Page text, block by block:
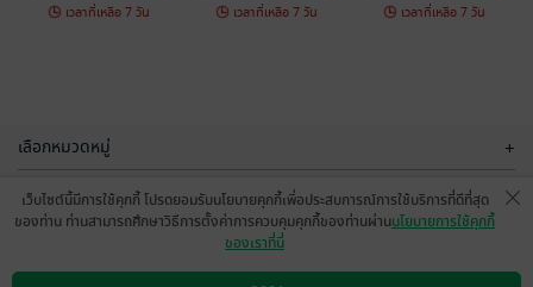
เวลาที่เหลือ 7 วัน เวลาที่เหลือ 7 วัน เวลาที่เหลือ 7 วัน
เปลี่ยนชะตาตัว
เลือกหมวดหมู่ +
บริการช่วยเหลือ +
เว็บไซต์นี้มีการใช้คุกกี้ โปรดยอมรับนโยบายคุกกี้เพื่อประสบการณ์การใช้บริการที่ดีที่สุด
ของท่าน ท่านสามารถศึกษาวิธีการตั้งค่าการควบคุมคุกกี้ของท่านผ่านนโยบายการใช้คุกกี้
ของเราที่นี่